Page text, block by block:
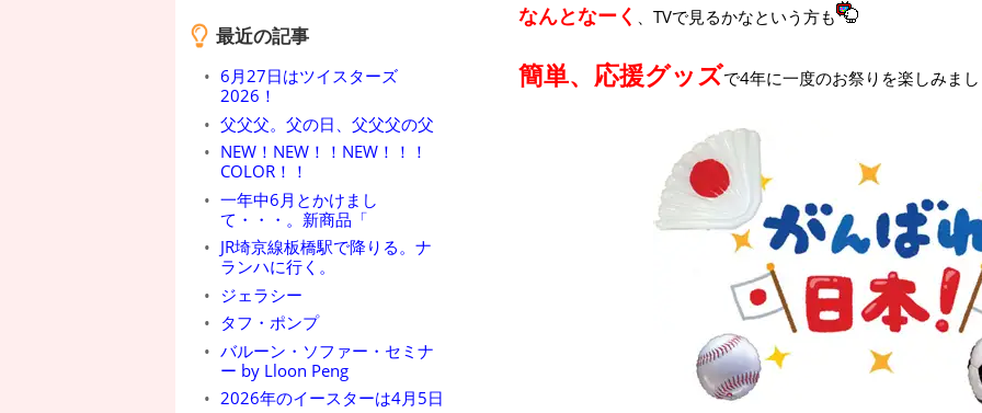
最近の記事
6月27日はツイスターズ
2026！
父父父。父の日、父父父の父
NEW！NEW！！NEW！！！
COLOR！！
一年中6月とかけまし
て・・・。新商品「
JR埼京線板橋駅で降りる。ナ
ランハに行く。
ジェラシー
タフ・ポンプ
バルーン・ソファー・セミナ
ー by Lloon Peng
2026年のイースターは4月5日
なんとなーく 、TVで見るかなという方も
簡単、応援グッズで4年に一度のお祭りを楽しみま